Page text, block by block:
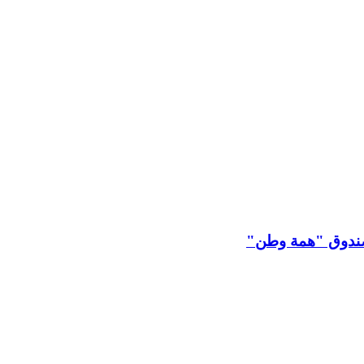
لصندوق "همة وطن"